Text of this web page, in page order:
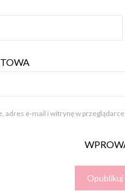
adres e-mail i witrynę w